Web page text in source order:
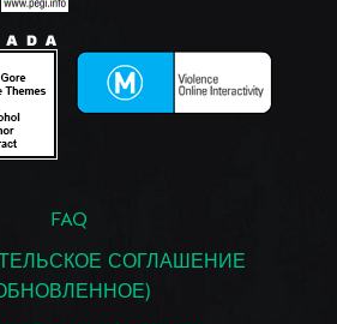
FAQ
СОГЛАШЕНИЕ